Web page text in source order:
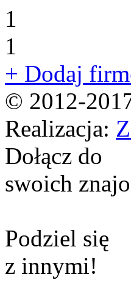
1
1
+ Dodaj
© 2012-
Realizacja:
Dołącz do
swoich
Podziel się
z innymi!